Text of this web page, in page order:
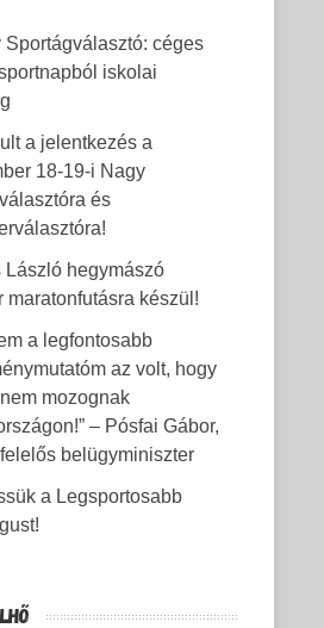
Sportágválasztó: céges
iskolai
a jelentkezés a
18-19-i Nagy
és
László hegymászó
maratonfutásra készül!
a legfontosabb
az volt, hogy
mozognak
– Pósfai Gábor,
belügyminiszter
a Legsportosabb